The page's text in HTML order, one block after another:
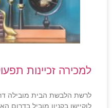
למכירה זכיינות
לרשת הלבשת הבית מובילה
לוקיישן בקניון מוביל בדרום